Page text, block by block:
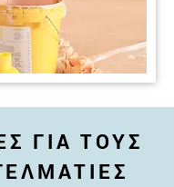
ΓΙΑ ΤΟΥΣ